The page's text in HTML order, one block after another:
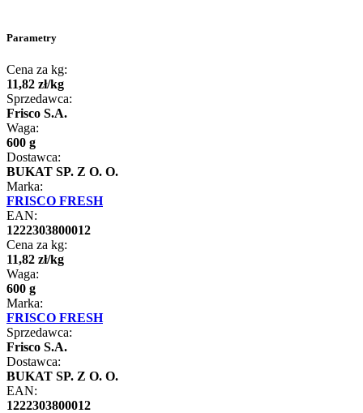
Parametry
Cena za kg:
11,82 zł/kg
Sprzedawca:
Frisco S.A.
Waga:
600 g
Dostawca:
BUKAT SP. Z O. O.
Marka:
FRISCO FRESH
EAN:
1222303800012
Cena za kg:
11,82 zł/kg
Waga:
600 g
Marka:
FRISCO FRESH
Sprzedawca:
Frisco S.A.
Dostawca:
BUKAT SP. Z O. O.
EAN:
1222303800012